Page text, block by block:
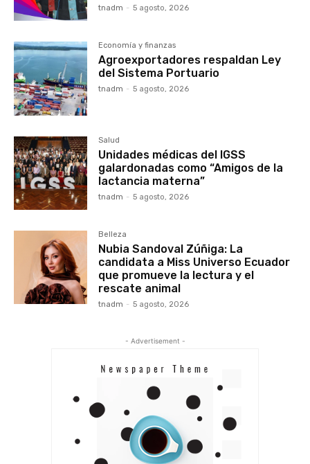
tnadm - 5 agosto, 2026
Economía y finanzas
Agroexportadores respaldan Ley
del Sistema Portuario
tnadm - 5 agosto, 2026
Salud
Unidades médicas del IGSS
galardonadas como “Amigos de la
lactancia materna”
tnadm - 5 agosto, 2026
Belleza
Nubia Sandoval Zúñiga: La
candidata a Miss Universo Ecuador
que promueve la lectura y el
rescate animal
tnadm - 5 agosto, 2026
- Advertisement -